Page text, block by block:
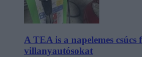
A TEA is a napelemes csúcs
villanyautósokat